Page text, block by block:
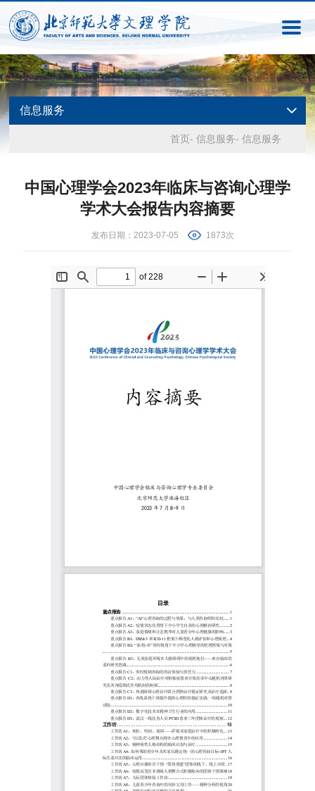
信息服务
首页- 信息服务- 信息服务
中国心理学会2023年临床与咨询心理学
学术大会报告内容摘要
发布日期：2023-07-05 1873次